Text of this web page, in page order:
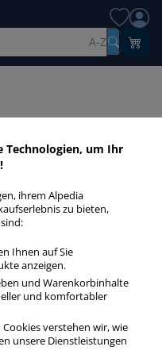
A-Z
A4 >
Klemmbretter / -
Filter-Funktion.
A4
Technologien, um Ihr
ihrem Alpedia
zu bieten,
Ihnen auf Sie
anzeigen.
und Warenkorbinhalte
und komfortabler
Cookies verstehen wir, wie
unsere Dienstleistungen